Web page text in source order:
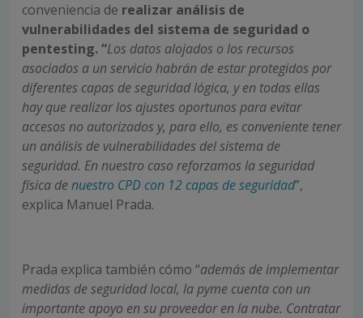
conveniencia de realizar análisis de
vulnerabilidades del sistema de seguridad o
pentesting. “Los datos alojados o los recursos
asociados a un servicio habrán de estar protegidos por
diferentes capas de seguridad lógica, y en todas ellas
hay que realizar los ajustes oportunos para evitar
accesos no autorizados y, para ello, es conveniente tener
un análisis de vulnerabilidades del sistema de
seguridad. En nuestro caso reforzamos la seguridad
física denuestro CPD con 12 capas de seguridad”,
explica Manuel Prada.
Prada explica también cómo “además de implementar
medidas de seguridad local, la pyme cuenta con un
importante apoyo en su proveedor en la nube. Contratar